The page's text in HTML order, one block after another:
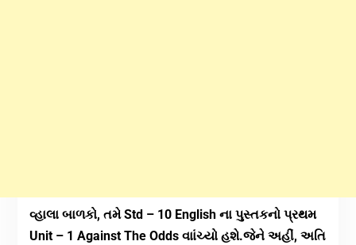
વ્હાલા બાળકો, તમે Std – 10 English ના પુસ્તકનો પ્રથમ
Unit – 1 Against The Odds વાાંચ્યો હશે.જેને અહીં, અતિ